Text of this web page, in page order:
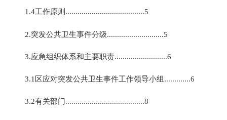
1.4工作原则.......................................5
2.突发公共卫生事件分级............................5
3.应急组织体系和主要职责..........................6
3.1区应对突发公共卫生事件工作领导小组.............6
3.2有关部门.......................................8